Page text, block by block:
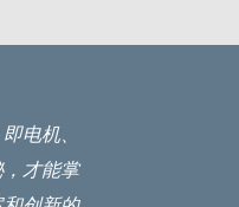
电机、
才能掌